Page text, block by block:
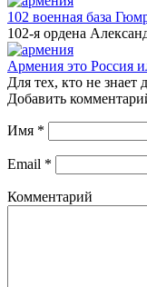
102 военная база
102-я ордена
Армения это Россия
Для тех, кто не знает
Добавить
Имя *
Email *
Комментарий